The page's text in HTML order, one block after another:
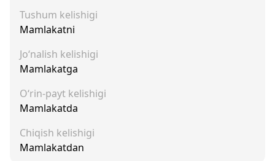
Tushum kelishigi
Mamlakatni
Jo‘nalish kelishigi
Mamlakatga
O‘rin-payt kelishigi
Mamlakatda
Chiqish kelishigi
Mamlakatdan